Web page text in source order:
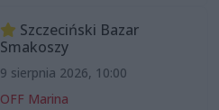
Szczeciński Bazar
Smakoszy
9 sierpnia 2026, 10:00
OFF Marina